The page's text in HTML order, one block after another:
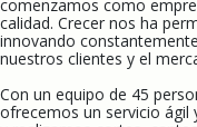
comenzamos como
calidad. Crecer nos ha
innovando
nuestros clientes y el
Con un equipo de 45
ofrecemos un servicio